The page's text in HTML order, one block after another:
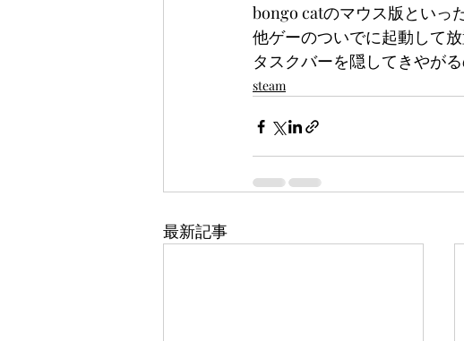
bongo catのマウス版といっ
他ゲーのついでに起動して放
タスクバーを隠してきやがる
steam
最新記事